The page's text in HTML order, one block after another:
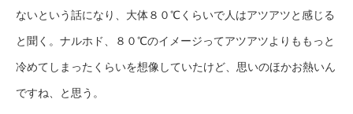
ないという話になり、大体８０℃くらいで人はアツアツと感じる
と聞く。ナルホド、８０℃のイメージってアツアツよりももっと
冷めてしまったくらいを想像していたけど、思いのほかお熱いん
ですね、と思う。